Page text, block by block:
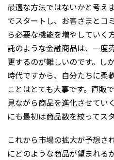
最適な方法ではないかと考え
でスタートし、お客さまとコ
ら必要な機能を増やしていく
託のような金融商品は、一度
更するのが難しいのです。し
時代ですから、自分たちに柔
ことはとても大事です。直販
見ながら商品を進化させてい
にも最初は商品数を絞ってス
これから市場の拡大が予想さ
にどのような商品が望まれる